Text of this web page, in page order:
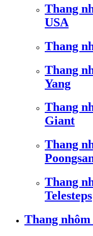
Thang
USA
Thang
Thang
Yang
Thang
Giant
Thang
Thang
Telesteps
Thang